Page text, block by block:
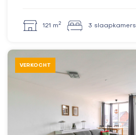
121 m2 3 slaapkamers
VERKOCHT